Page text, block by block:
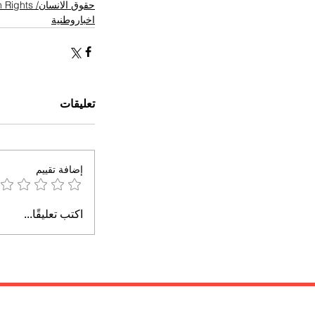
حقوق الانسان/ Human Rights
اخباروطنية
تعليقات
إضافة تقييم
اكتب تعليقًا...